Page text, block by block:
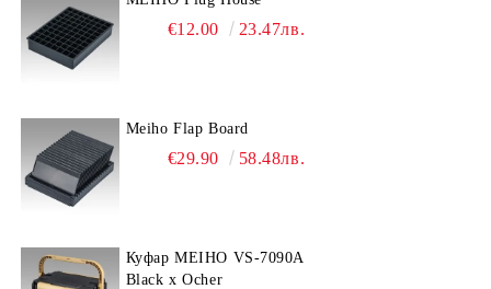
€12.00 23.47лв.
Meiho Flap Board
€29.90 58.48лв.
Куфар MEIHO VS-7090A
Black x Ocher